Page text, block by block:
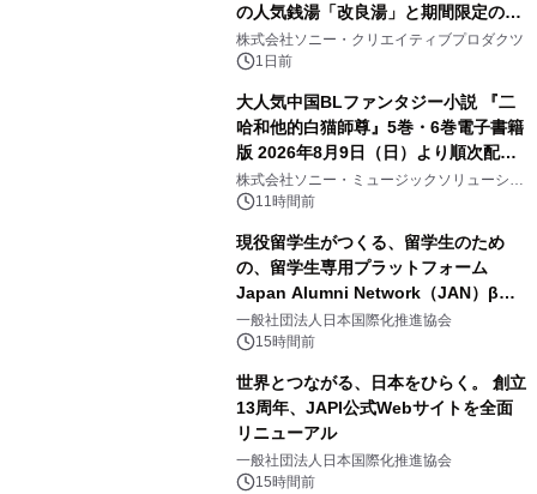
の人気銭湯「改良湯」と期間限定のコ
ラボレーション サウナイキタイコラ
ボグッズも発売決定！
株式会社ソニー・クリエイティブプロダクツ
1日前
大人気中国BLファンタジー小説 『二
哈和他的白猫師尊』5巻・6巻電子書籍
版 2026年8月9日（日）より順次配信
開始
株式会社ソニー・ミュージックソリューショ
ンズ11時間前
現役留学生がつくる、留学生のため
の、留学生専用プラットフォーム
Japan Alumni Network（JAN）β版
をリリース
一般社団法人日本国際化推進協会
15時間前
世界とつながる、日本をひらく。 創立
13周年、JAPI公式Webサイトを全面
リニューアル
一般社団法人日本国際化推進協会
15時間前